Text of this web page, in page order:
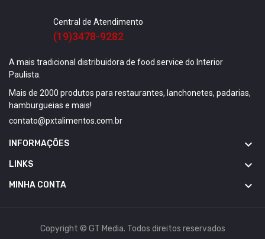
Central de Atendimento
(19)3478-9282
A mais tradicional distribuidora de food service do Interior
Paulista.
Mais de 2000 produtos para restaurantes, lanchonetes, padarias,
hamburgueias e mais!
contato@pxtalimentos.com.br
INFORMAÇÕES 
LINKS 
MINHA CONTA 
Copyright © GT Media. Todos direitos reservados